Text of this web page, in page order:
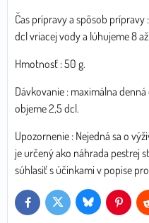
Čas prípravy a spôsob prípravy
dcl vriacej vody a lúhujeme 8
Hmotnosť : 50 g.
Dávkovanie : maximálna
objeme 2,5 dcl.
Upozornenie : Nejedná sa o
je určený ako náhrada pestrej
súhlasiť s účinkami v popise
FacebookTwitter Bluesky Pinterest